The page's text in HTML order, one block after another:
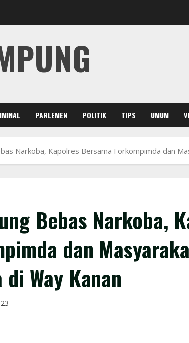
PARLEMEN POLITIK TIPS UMUM
Narkoba, Kapolres Bersama Forkompimda dan
Bebas Narkoba,
dan
Way Kanan